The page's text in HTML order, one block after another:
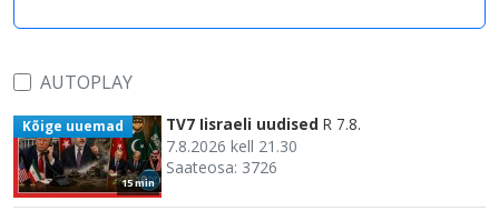
AUTOPLAY
15 min
Kõige uuemad TV7 Iisraeli uudised R 7.8.
7.8.2026 kell 21.30
Saateosa: 3726